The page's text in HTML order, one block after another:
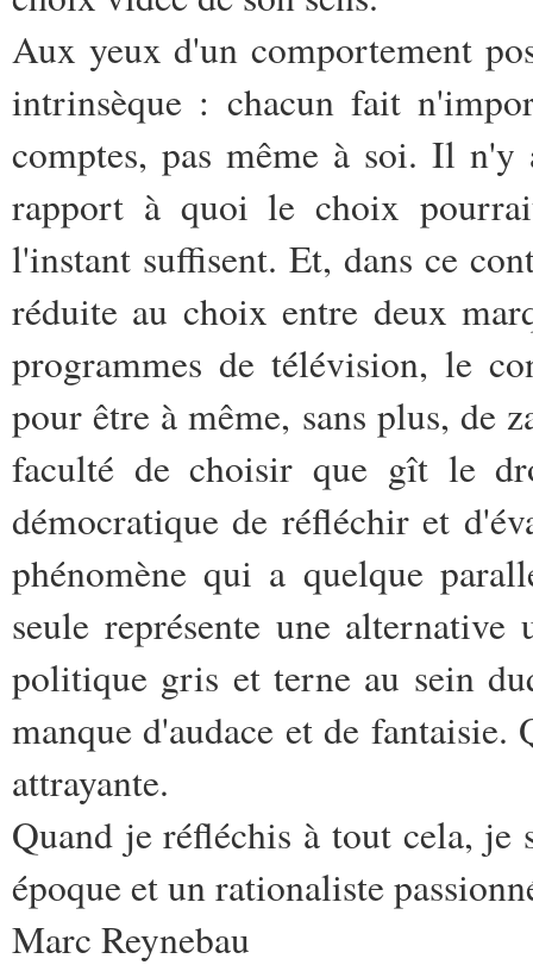
Aux yeux d'un comportement
intrinsèque : chacun fait
comptes, pas même à soi. Il
rapport à quoi le choix
l'instant suffisent. Et, dans ce
réduite au choix entre deux
programmes de télévision, le
pour être à même, sans plus, de
faculté de choisir que gît le
démocratique de réfléchir et
phénomène qui a quelque
seule représente une
politique gris et terne au sein
manque d'audace et de
attrayante.
Quand je réfléchis à tout cela, je
époque et un rationaliste
Marc Reynebau